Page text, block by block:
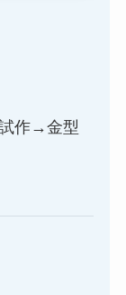
作→金型